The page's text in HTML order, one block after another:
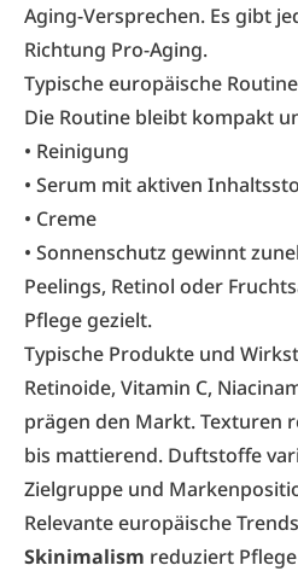
Aging-Versprechen. Es gibt
Richtung Pro-Aging.
Typische europäische Routine
Die Routine bleibt kompakt
• Reinigung
• Serum mit aktiven
• Creme
• Sonnenschutz gewinnt
Peelings, Retinol oder
Pflege gezielt.
Typische Produkte und
Retinoide, Vitamin C,
prägen den Markt. Texturen
bis mattierend. Duftstoffe
Zielgruppe und
Relevante europäische Trends
Skinimalism reduziert